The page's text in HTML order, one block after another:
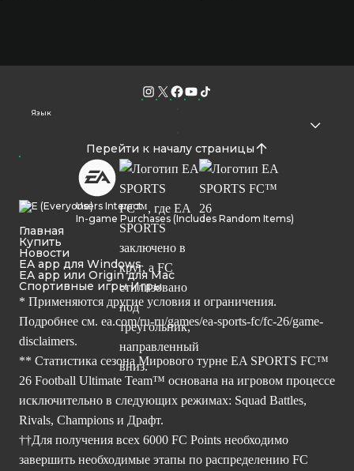
Язык
Перейти к началу страницы
Users Interact
In-game Purchases (Includes Random Items)
Главная
Купить
Новости
EA app для Windows
EA app или Origin для Mac
Спортивные игры Игры
* Применяются другие условия и ограничения.
Подробнее см. ea.com/ru-ru/games/ea-sports-fc/fc-26/game-
disclaimers.
** Статистика сезона Мирового турне EA SPORTS FC™
26 Football Ultimate Team™ основана на игровом процессе
исключительно в следующих режимах: Squad Battles,
Rivals, Champions и Драфт.
††Для получения всех 6000 FC Points необходимо
завершить необходимые этапы по распределению FC